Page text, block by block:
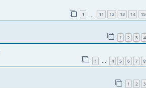
1 11 12 13 14 15
1 2 3 4
1 … 4 5 6 7 8
1 2 3